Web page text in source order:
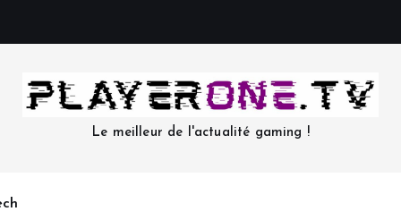
Le meilleur de l'actualité gaming !